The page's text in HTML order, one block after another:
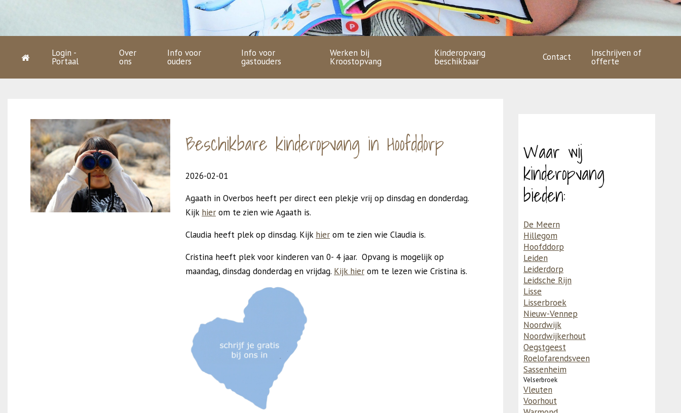
Login -
Portaal
Over
ons
Info voor
ouders
Info voor
gastouders
Werken bij
Kroostopvang
Kinderopvang
beschikbaar Contact Inschrijven of
offerte
Beschikbare kinderopvang in Hoofddorp
2026-02-01
Agaath in Overbos heeft per direct een plekje vrij op dinsdag en donderdag.
Kijk hierom te zien wie Agaath is.
Claudia heeft plek op dinsdag. Kijk hierom te zien wie Claudia is.
Cristina heeft plek voor kinderen van 0- 4 jaar. Opvang is mogelijk op
maandag, dinsdag donderdag en vrijdag. Kijk hierom te lezen wie Cristina is.
Waar wij
kinderopvang
bieden:
De Meern
Hillegom
Hoofddorp
Leiden
Leiderdorp
Leidsche Rijn
Lisse
Lisserbroek
Nieuw-Vennep
Noordwijk
Noordwijkerhout
Oegstgeest
Roelofarendsveen
Sassenheim
Velserbroek
Vleuten
Voorhout